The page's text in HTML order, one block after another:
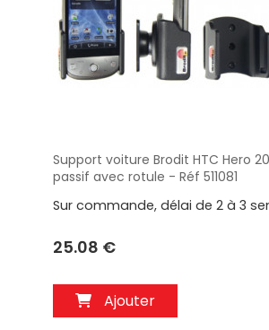
Aperçu
Support voiture Brodit HTC Hero
passif avec rotule - Réf 511081
Sur commande, délai de 2 à 3
25.08 €
Ajouter